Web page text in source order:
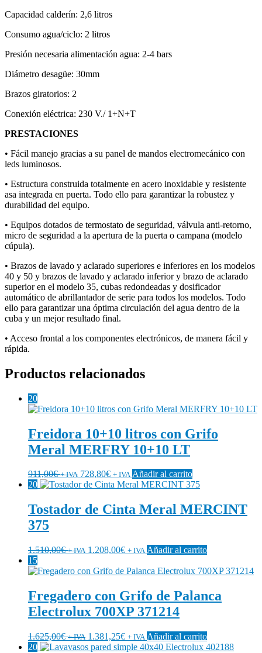
Capacidad calderín: 2,6 litros
Consumo agua/ciclo: 2 litros
Presión necesaria alimentación agua: 2-4 bars
Diámetro desagüe: 30mm
Brazos giratorios: 2
Conexión eléctrica: 230 V./ 1+N+T
PRESTACIONES
• Fácil manejo gracias a su panel de mandos electromecánico con
leds luminosos.
• Estructura construida totalmente en acero inoxidable y resistente
asa integrada en puerta. Todo ello para garantizar la robustez y
durabilidad del equipo.
• Equipos dotados de termostato de seguridad, válvula anti-retorno,
micro de seguridad a la apertura de la puerta o campana (modelo
cúpula).
• Brazos de lavado y aclarado superiores e inferiores en los modelos
40 y 50 y brazos de lavado y aclarado inferior y brazo de aclarado
superior en el modelo 35, cubas redondeadas y dosificador
automático de abrillantador de serie para todos los modelos. Todo
ello para garantizar una óptima circulación del agua dentro de la
cuba y un mejor resultado final.
• Acceso frontal a los componentes electrónicos, de manera fácil y
rápida.
Productos relacionados
20
Freidora 10+10 litros con Grifo
Meral MERFRY 10+10 LT
911,00€ + IVA 728,80€ + IVA Añadir al carrito
20
Tostador de Cinta Meral MERCINT
375
1.510,00€ + IVA 1.208,00€ + IVA Añadir al carrito
15
Fregadero con Grifo de Palanca
Electrolux 700XP 371214
1.625,00€ + IVA 1.381,25€ + IVA Añadir al carrito
20